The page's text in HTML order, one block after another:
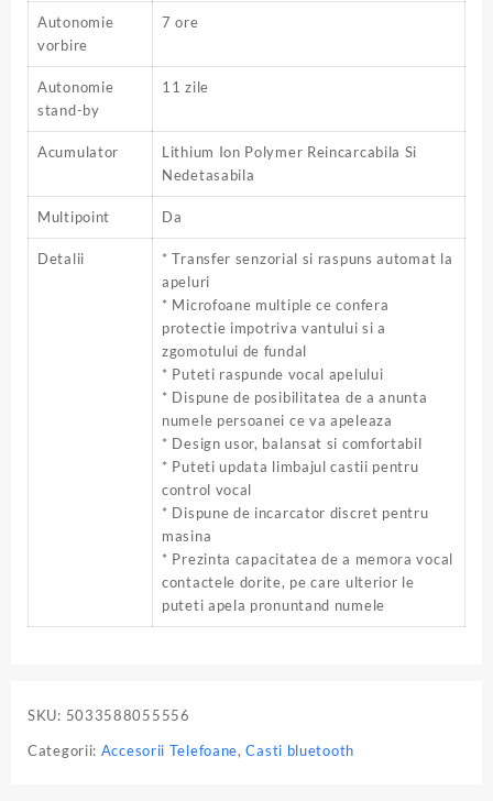
Autonomie
vorbire
7 ore
Autonomie
stand-by
11 zile
Acumulator
Lithium Ion Polymer Reincarcabila Si
Nedetasabila
Multipoint Da
Detalii
* Transfer senzorial si raspuns automat la
apeluri
* Microfoane multiple ce confera
protectie impotriva vantului si a
zgomotului de fundal
* Puteti raspunde vocal apelului
* Dispune de posibilitatea de a anunta
numele persoanei ce va apeleaza
* Design usor, balansat si comfortabil
* Puteti updata limbajul castii pentru
control vocal
* Dispune de incarcator discret pentru
masina
* Prezinta capacitatea de a memora vocal
contactele dorite, pe care ulterior le
puteti apela pronuntand numele
SKU: 5033588055556
Categorii: Accesorii Telefoane,Casti bluetooth